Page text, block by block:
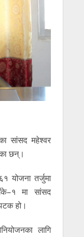
सांसद महेश्वर
छन्।
योजना तर्जुमा
मा सांसद
हो।
लागि